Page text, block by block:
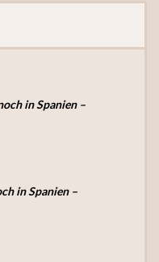
in Spanien –
in Spanien –